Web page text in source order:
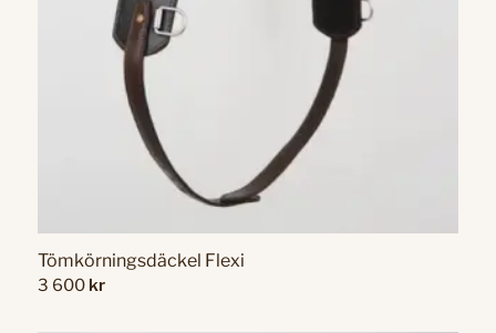
Tömkörningsdäckel Flexi
3 600 kr